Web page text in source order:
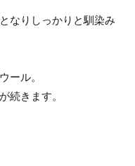
なりしっかりと馴染み
ール。
続きます。